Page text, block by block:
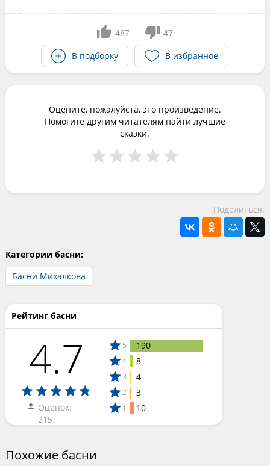
487
47
В подборку
В избранное
Оцените, пожалуйста, это произведение.
Помогите другим читателям найти лучшие
сказки.
Поделиться:
Категории басни:
Басни Михалкова
Рейтинг басни
4.7
Оценок:
215
5 190
4 8
3 4
2 3
1 10
Похожие басни